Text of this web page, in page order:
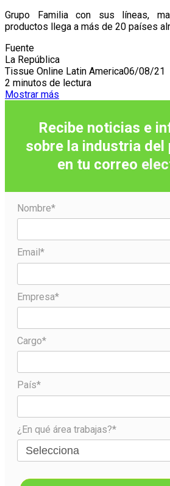
Grupo Familia con sus líneas,
productos llega a más de 20 países
Fuente
La República
Tissue Online Latin America06/08/21
2 minutos de lectura
Mostrar más
Recibe noticias e
sobre la industria del
en tu correo
Nombre*
Email*
Empresa*
Cargo*
País*
¿En qué área trabajas?*